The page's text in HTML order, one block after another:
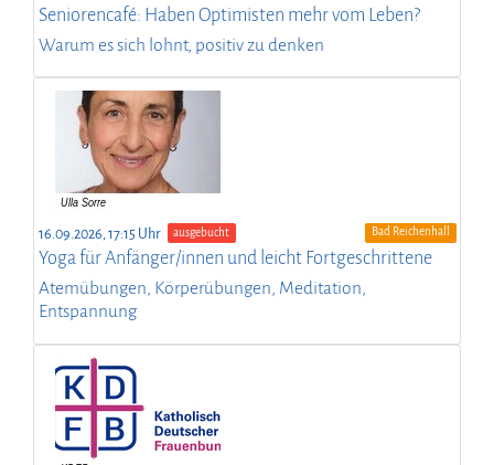
Seniorencafé: Haben Optimisten mehr vom Leben?
Warum es sich lohnt, positiv zu denken
16.09.2026, 17:15 Uhr ausgebucht Bad Reichenhall
Yoga für Anfänger/innen und leicht Fortgeschrittene
Atemübungen, Körperübungen, Meditation,
Entspannung